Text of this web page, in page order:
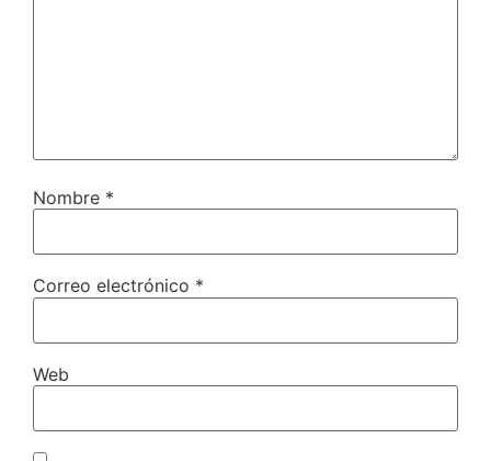
Nombre *
Correo electrónico *
Web